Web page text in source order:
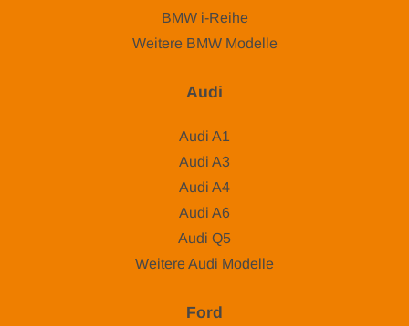
BMW i-Reihe
Weitere BMW Modelle
Audi
Audi A1
Audi A3
Audi A4
Audi A6
Audi Q5
Weitere Audi Modelle
Ford